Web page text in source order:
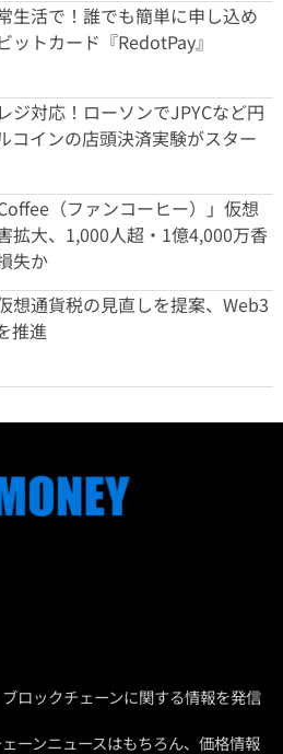
生活で！誰でも簡単に申し込め
ットカード『RedotPay』
ジ対応！ローソンでJPYCなど円
コインの店頭決済実験がスター
（ファンコーヒー）」仮想
拡大、1,000人超・1億4,000万香
失か
想通貨税の見直しを提案、Web3
推進
ロックチェーンに関する情報を発信
ーンニュースはもちろん、価格情報